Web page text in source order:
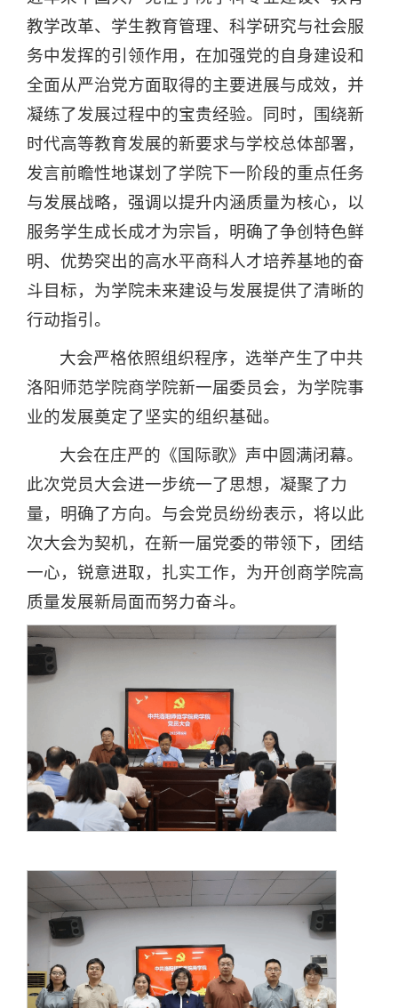
教学改革、学生教育管理、科学研究与社会服
务中发挥的引领作用，在加强党的自身建设和
全面从严治党方面取得的主要进展与成效，并
凝练了发展过程中的宝贵经验。同时，围绕新
时代高等教育发展的新要求与学校总体部署，
发言前瞻性地谋划了学院下一阶段的重点任务
与发展战略，强调以提升内涵质量为核心，以
服务学生成长成才为宗旨，明确了争创特色鲜
明、优势突出的高水平商科人才培养基地的奋
斗目标，为学院未来建设与发展提供了清晰的
行动指引。
大会严格依照组织程序，选举产生了中共
洛阳师范学院商学院新一届委员会，为学院事
业的发展奠定了坚实的组织基础。
大会在庄严的《国际歌》声中圆满闭幕。
此次党员大会进一步统一了思想，凝聚了力
量，明确了方向。与会党员纷纷表示，将以此
次大会为契机，在新一届党委的带领下，团结
一心，锐意进取，扎实工作，为开创商学院高
质量发展新局面而努力奋斗。